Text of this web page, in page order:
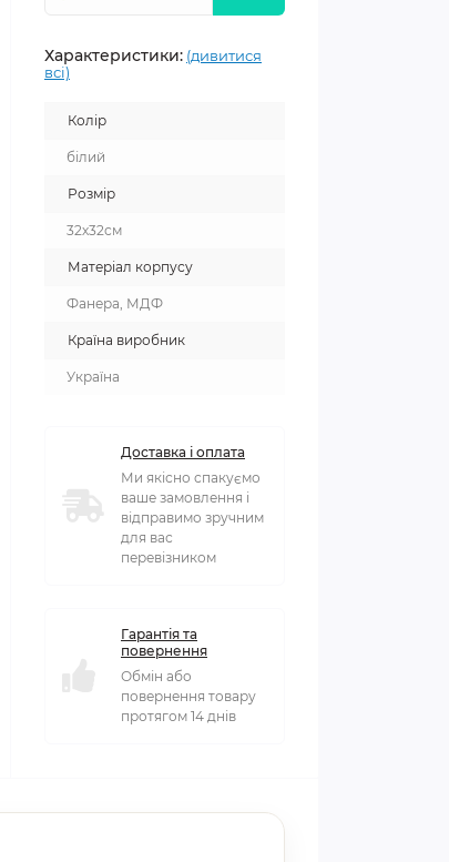
Характеристики: (дивитися
всі)
Колір
білий
Розмір
32х32см
Матеріал корпусу
Фанера, МДФ
Країна виробник
Україна
Доставка і оплата
Ми якісно спакуємо
ваше замовлення і
відправимо зручним
для вас
перевізником
Гарантія та
повернення
Обмін або
повернення товару
протягом 14 днів